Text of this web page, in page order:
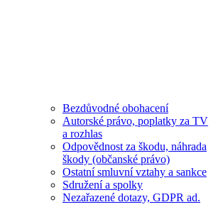
Bezdůvodné obohacení
Autorské právo, poplatky za TV
a rozhlas
Odpovědnost za škodu, náhrada
škody (občanské právo)
Ostatní smluvní vztahy a sankce
Sdružení a spolky
Nezařazené dotazy, GDPR ad.